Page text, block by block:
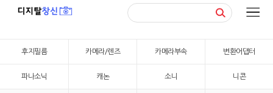
후지필름 카메라/렌즈 카메라부속 변환어댑터
파나소닉 캐논 소니 니콘